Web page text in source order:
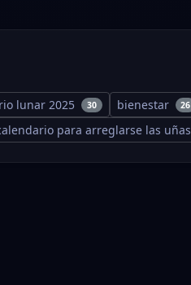
lunar 2025 30 bienestar 26
para arreglarse las uñas